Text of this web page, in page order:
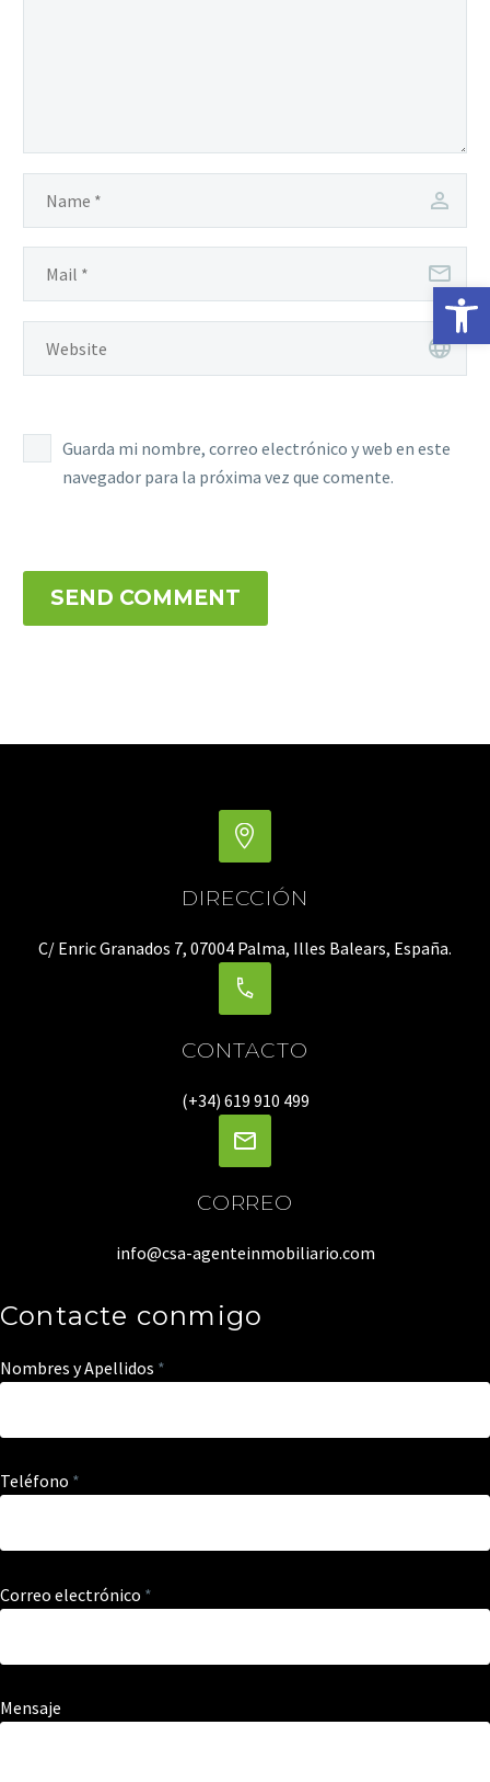
Abrir
Guarda mi nombre, correo electrónico y web en este
navegador para la próxima vez que comente.
SEND COMMENT
DIRECCIÓN
C/ Enric Granados 7, 07004 Palma, Illes Balears, España.
CONTACTO
(+34) 619 910 499
CORREO
info@csa-agenteinmobiliario.com
Contacte conmigo
Nombres y Apellidos *
Teléfono *
Correo electrónico *
Mensaje